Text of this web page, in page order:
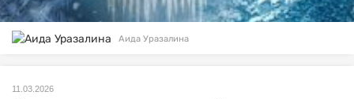
Аида Уразалина
11.03.2026